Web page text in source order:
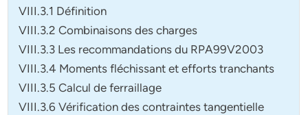
VIII.3.1 Définition
VIII.3.2 Combinaisons des charges
VIII.3.3 Les recommandations du RPA99V2003
VIII.3.4 Moments fléchissant et efforts tranchants
VIII.3.5 Calcul de ferraillage
VIII.3.6 Vérification des contraintes tangentielle